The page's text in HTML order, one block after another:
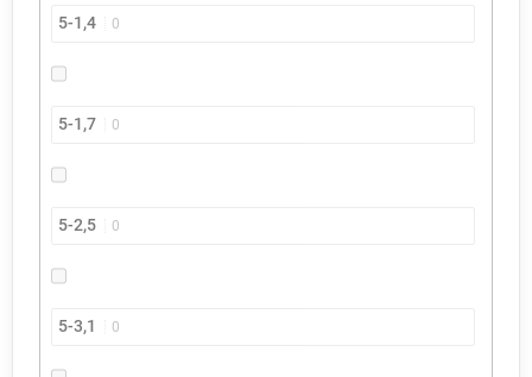
5-1,4 0
5-1,7 0
5-2,5 0
5-3,1 0